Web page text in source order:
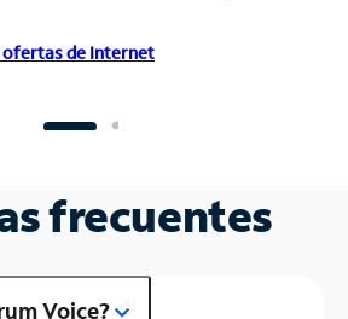
ofertas de Internet
frecuentes
Voice?